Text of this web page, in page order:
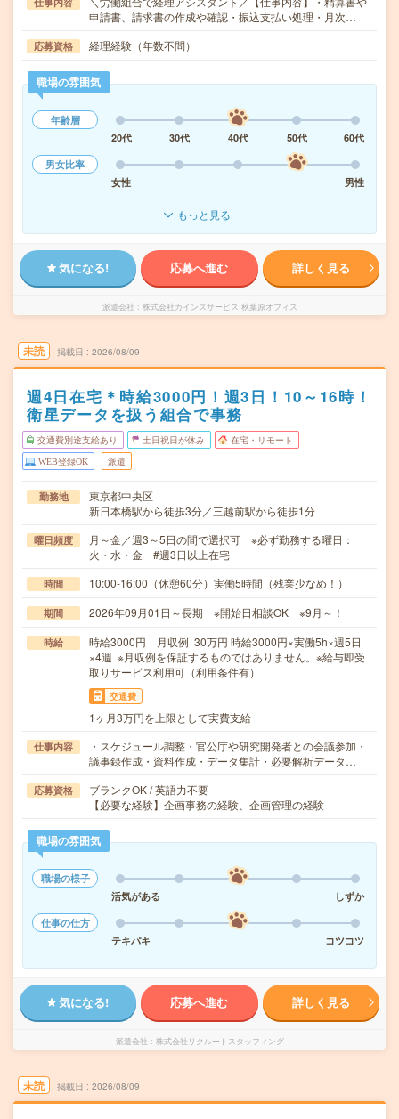
申請書、請求書の作成や確認・振込支払い処理・月次…
応募資格 経理経験（年数不問）
職場の雰囲気
年齢層
20代
30代 40代 50代
60代
男女比率
女性
男性
もっと見る
気になる! 応募へ進む 詳しく見る
派遣会社 株式会社カインズサービス 秋葉原オフィス
未読 掲載日 2026/08/09
週4日在宅＊時給3000円！週3日！10～16時！
衛星データを扱う組合で事務
交通費別途支給あり 土日祝日が休み 在宅・リモート
WEB登録OK 派遣
勤務地
東京都中央区
新日本橋駅から徒歩3分／三越前駅から徒歩1分
曜日頻度
月～金／週3～5日の間で選択可 ※必ず勤務する曜日：
火・水・金 #週3日以上在宅
時間 10:00-16:00（休憩60分）実働5時間（残業少なめ！）
期間 2026年09月01日～長期 ※開始日相談OK ※9月～！
時給
時給3000円 月収例 30万円 時給3000円×実働5h×週5日
×4週 ※月収例を保証するものではありません。※給与即受
取りサービス利用可（利用条件有）
交通費
1ヶ月3万円を上限として実費支給
仕事内容
・スケジュール調整・官公庁や研究開発者との会議参加・
議事録作成・資料作成・データ集計・必要解析データ…
応募資格
ブランクOK / 英語力不要
【必要な経験】企画事務の経験、企画管理の経験
職場の雰囲気
職場の様子
活気がある
しずか
仕事の仕方
テキパキ
コツコツ
気になる! 応募へ進む 詳しく見る
派遣会社 株式会社リクルートスタッフィング
未読 掲載日 2026/08/09